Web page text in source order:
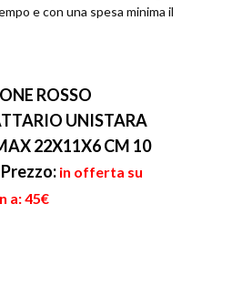
e con una spesa minima il
ROSSO
UNISTARA
22X11X6 CM 10
Prezzo: in offerta su
a: 45€